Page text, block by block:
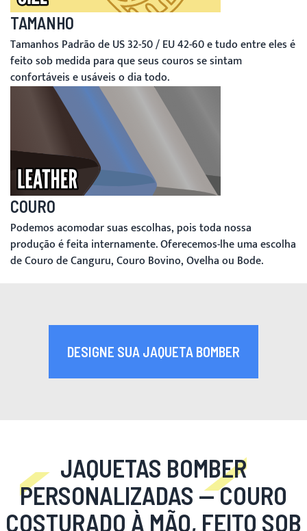
TAMANHO
Tamanhos Padrão de US 32-50 / EU 42-60 e tudo entre eles é
feito sob medida para que seus couros se sintam
confortáveis e usáveis o dia todo.
COURO
Podemos acomodar suas escolhas, pois toda nossa
produção é feita internamente. Oferecemos-lhe uma escolha
de Couro de Canguru, Couro Bovino, Ovelha ou Bode.
DESIGNE SUA JAQUETA BOMBER
JAQUETAS BOMBER
PERSONALIZADAS — COURO
COSTURADO À MÃO, FEITO SOB